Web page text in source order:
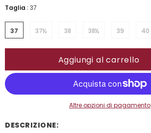
Taglia : 37
37 37½ 38 38½ 39 40
Altre opzioni di pagamento
DESCRIZIONE: